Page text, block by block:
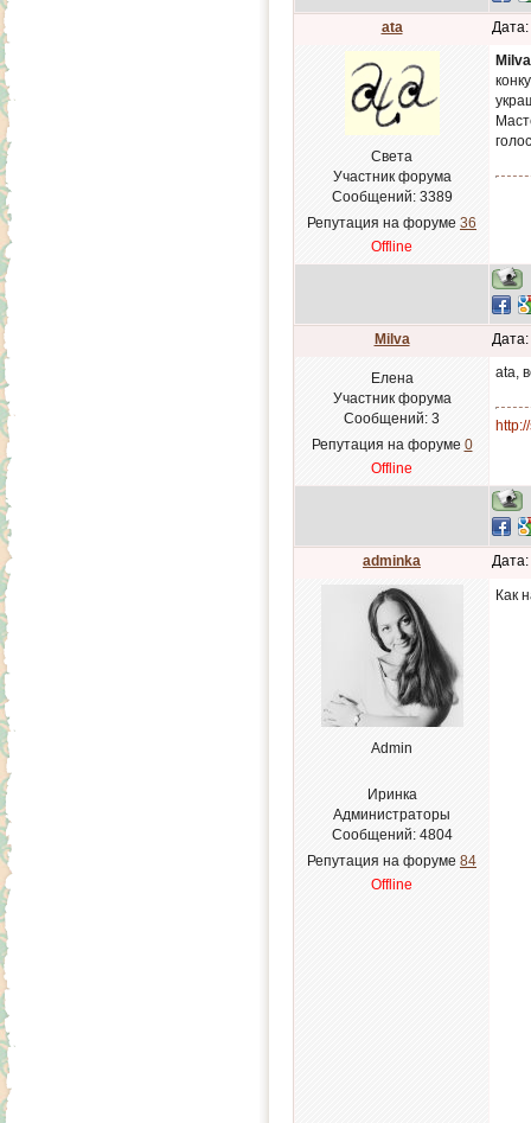
ata
Света
Участник форума
Сообщений: 3389
Репутация на форуме 36
Offline
Milva
Milva
Елена
Участник форума
Сообщений: 3
Репутация на форуме 0
Offline
ata,
adminka
Admin
Иринка
Администраторы
Сообщений: 4804
Репутация на форуме 84
Offline
Как